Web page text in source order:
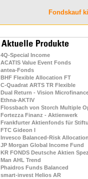
Fondskauf
4Q-Special Income
ACATIS Value Event Fonds
antea-Fonds
BHF Flexible Allocation FT
C-Quadrat ARTS TR Flexible
Dual Return - Vision
Ethna-AKTIV
Flossbach von Storch Multiple
Fortezza Finanz - Aktienwerk
Frankfurter Aktienfonds für
FTC Gideon I
Invesco Balanced-Risk
JP Morgan Global Income Fund
KR FONDS Deutsche Aktien
Man AHL Trend
Phaidros Funds Balanced
smart-invest Helios AR